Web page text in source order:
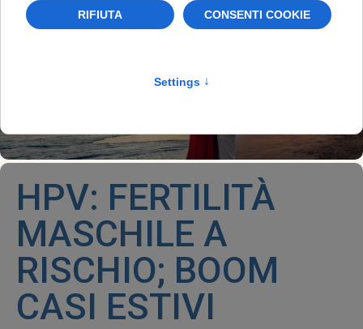
HPV: FERTILITÀ
MASCHILE A
RISCHIO; BOOM
CASI ESTIVI